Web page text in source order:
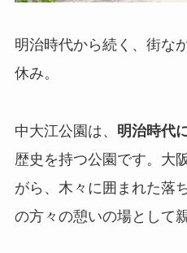
明治時代から続く、街な
休み。
中大江公園は、 明治時代
歴史を持つ公園です。大
がら、木々に囲まれた落
の方々の憩いの場として